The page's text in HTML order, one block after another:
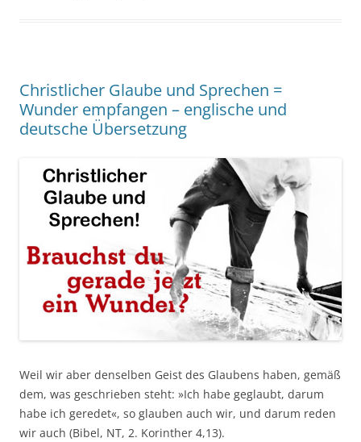
Christlicher Glaube und Sprechen =
Wunder empfangen – englische und
deutsche Übersetzung
Weil wir aber denselben Geist des Glaubens haben, gemäß
dem, was geschrieben steht: »Ich habe geglaubt, darum
habe ich geredet«, so glauben auch wir, und darum reden
wir auch (Bibel, NT, 2. Korinther 4,13).